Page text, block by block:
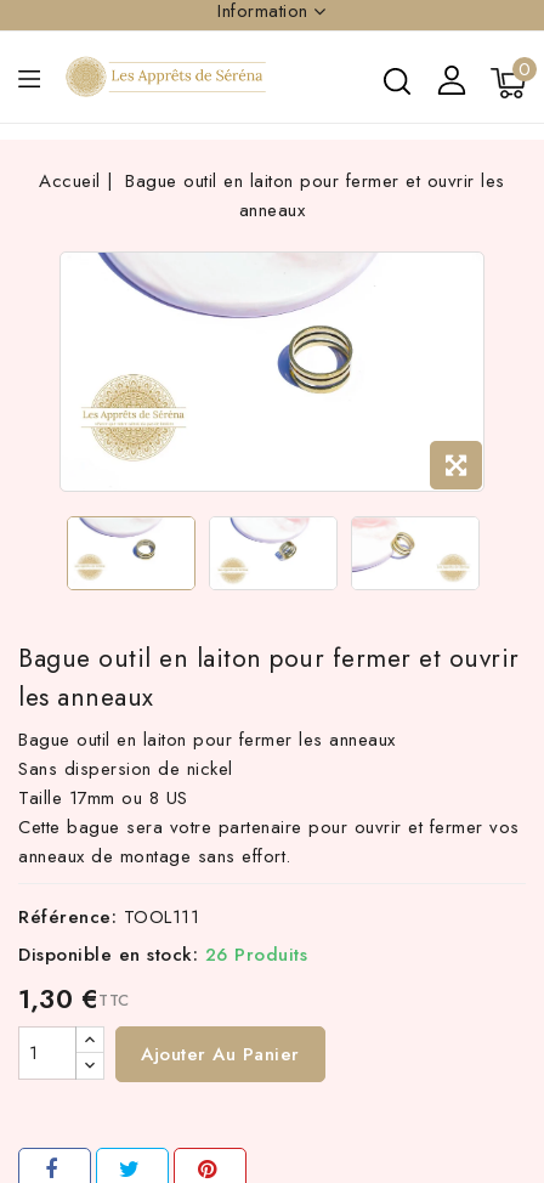
Information
0
d'achat hors frais de port en France métropolitaine ! À
Accueil
Bague outil en laiton pour fermer et ouvrir les
anneaux
Bague outil en laiton pour fermer et ouvrir
les anneaux
Bague outil en laiton pour fermer les anneaux
Sans dispersion de nickel
Taille 17mm ou 8 US
Cette bague sera votre partenaire pour ouvrir et fermer vos
anneaux de montage sans effort.
Référence: TOOL111
Disponible en stock: 26 Produits
1,30 €TTC
Ajouter Au Panier